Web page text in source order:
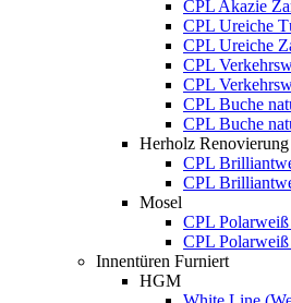
CPL Akazie
CPL Ureiche
CPL Ureiche
CPL
CPL
CPL Buche
CPL Buche
Herholz Renovierung
CPL
CPL
Mosel
CPL
CPL
Innentüren Furniert
HGM